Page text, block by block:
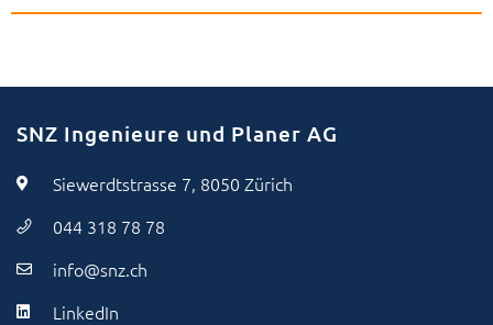
SNZ Ingenieure und Planer AG
Siewerdtstrasse 7, 8050 Zürich
044 318 78 78
info@snz.ch
LinkedIn